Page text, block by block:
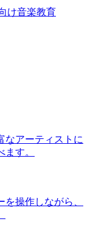
け音楽教育
なアーティストに
す。
操作しながら、